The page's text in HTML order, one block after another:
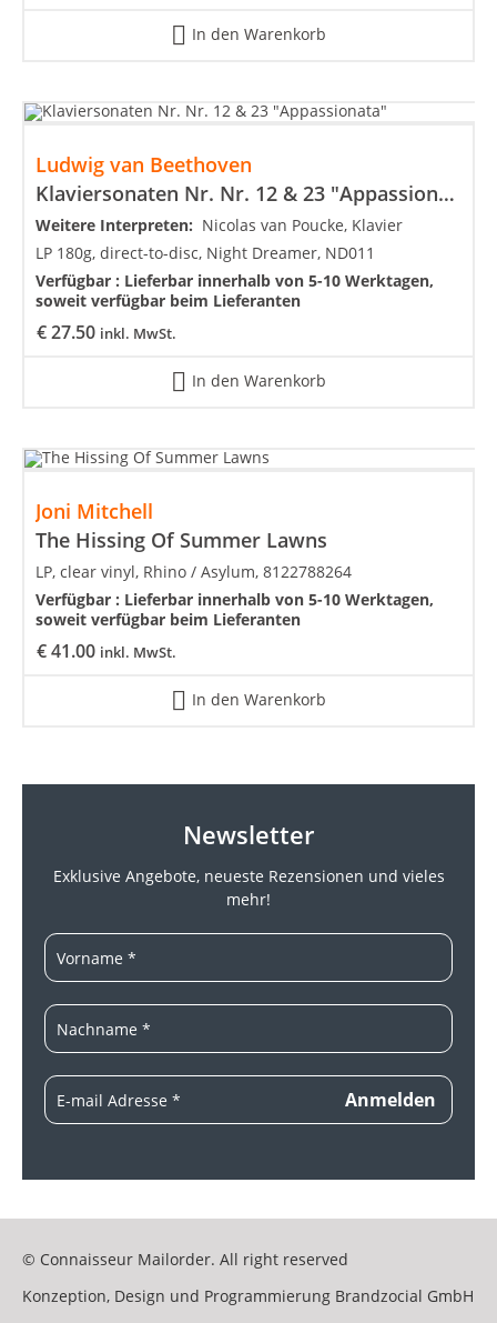
In den Warenkorb
Ludwig van Beethoven
Klaviersonaten Nr. Nr. 12 & 23 "Appassionata"
€27.50 inkl. MwSt.
Weitere Interpreten: Nicolas van Poucke, Klavier
LP 180g, direct-to-disc, Night Dreamer, ND011
Verfügbar : Lieferbar innerhalb von 5-10 Werktagen,
soweit verfügbar beim Lieferanten
In den Warenkorb
Joni Mitchell
The Hissing Of Summer Lawns
€41.00 inkl. MwSt.
LP, clear vinyl, Rhino / Asylum, 8122788264
Verfügbar : Lieferbar innerhalb von 5-10 Werktagen,
soweit verfügbar beim Lieferanten
In den Warenkorb
Newsletter
Exklusive Angebote, neueste Rezensionen und vieles
mehr!
© Connaisseur Mailorder. All right reserved
Konzeption, Design und Programmierung Brandzocial GmbH